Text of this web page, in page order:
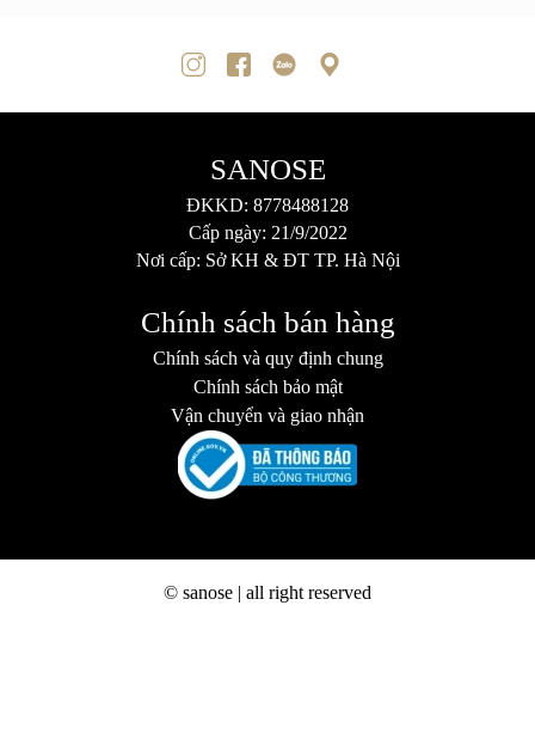
SANOSE
ĐKKD: 8778488128
Cấp ngày: 21/9/2022
Nơi cấp: Sở KH & ĐT TP. Hà Nội
Chính sách bán hàng
Chính sách và quy định chung
Chính sách bảo mật
Vận chuyển và giao nhận
© sanose | all right reserved